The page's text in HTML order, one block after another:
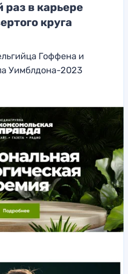
раз в карьере
круга
Гоффена и
Уимблдона-2023